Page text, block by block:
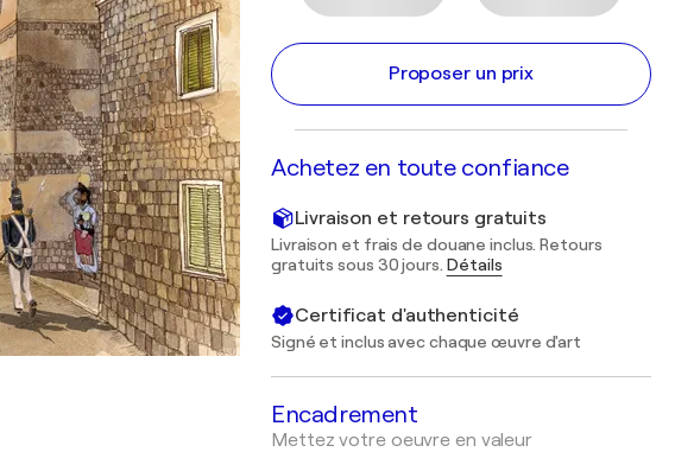
Proposer un prix
Achetez en toute confiance
Livraison et retours gratuits
Livraison et frais de douane inclus. Retours
gratuits sous 30 jours. Détails
Certificat d'authenticité
Signé et inclus avec chaque œuvre d'art
Encadrement
Mettez votre oeuvre en valeur